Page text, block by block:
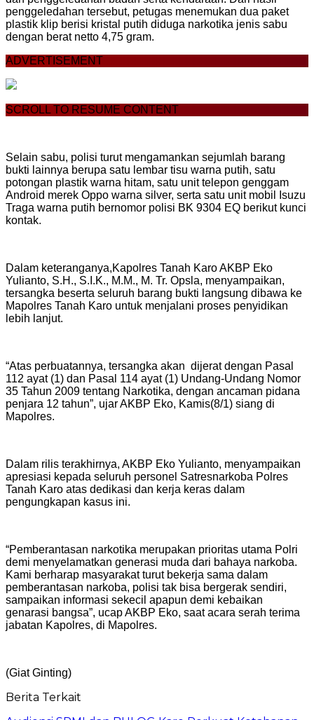
penggeledahan tersebut, petugas menemukan dua paket
plastik klip berisi kristal putih diduga narkotika jenis sabu
dengan berat netto 4,75 gram.
ADVERTISEMENT
SCROLL TO RESUME CONTENT
Selain sabu, polisi turut mengamankan sejumlah barang
bukti lainnya berupa satu lembar tisu warna putih, satu
potongan plastik warna hitam, satu unit telepon genggam
Android merek Oppo warna silver, serta satu unit mobil Isuzu
Traga warna putih bernomor polisi BK 9304 EQ berikut kunci
kontak.
Dalam keteranganya,Kapolres Tanah Karo AKBP Eko
Yulianto, S.H., S.I.K., M.M., M. Tr. Opsla, menyampaikan,
tersangka beserta seluruh barang bukti langsung dibawa ke
Mapolres Tanah Karo untuk menjalani proses penyidikan
lebih lanjut.
“Atas perbuatannya, tersangka akan dijerat dengan Pasal
112 ayat (1) dan Pasal 114 ayat (1) Undang-Undang Nomor
35 Tahun 2009 tentang Narkotika, dengan ancaman pidana
penjara 12 tahun”, ujar AKBP Eko, Kamis(8/1) siang di
Mapolres.
Dalam rilis terakhirnya, AKBP Eko Yulianto, menyampaikan
apresiasi kepada seluruh personel Satresnarkoba Polres
Tanah Karo atas dedikasi dan kerja keras dalam
pengungkapan kasus ini.
“Pemberantasan narkotika merupakan prioritas utama Polri
demi menyelamatkan generasi muda dari bahaya narkoba.
Kami berharap masyarakat turut bekerja sama dalam
pemberantasan narkoba, polisi tak bisa bergerak sendiri,
sampaikan informasi sekecil apapun demi kebaikan
genarasi bangsa”, ucap AKBP Eko, saat acara serah terima
jabatan Kapolres, di Mapolres.
(Giat Ginting)
Berita Terkait